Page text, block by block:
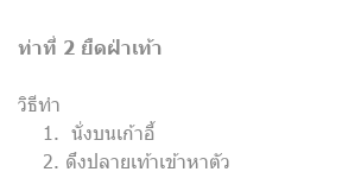
ท่าที่ 2 ยืดฝ่าเท้า
วิธีทำ
นั่งบนเก้าอี้
ดึงปลายเท้าเข้าหาตัว